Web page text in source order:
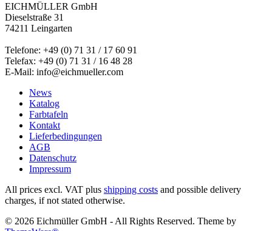
EICHMÜLLER GmbH
Dieselstraße 31
74211 Leingarten
Telefone: +49 (0) 71 31 / 17 60 91
Telefax: +49 (0) 71 31 / 16 48 28
E-Mail: info@eichmueller.com
News
Katalog
Farbtafeln
Kontakt
Lieferbedingungen
AGB
Datenschutz
Impressum
All prices excl. VAT plus shipping costs and possible delivery
charges, if not stated otherwise.
© 2026 Eichmüller GmbH - All Rights Reserved. Theme by